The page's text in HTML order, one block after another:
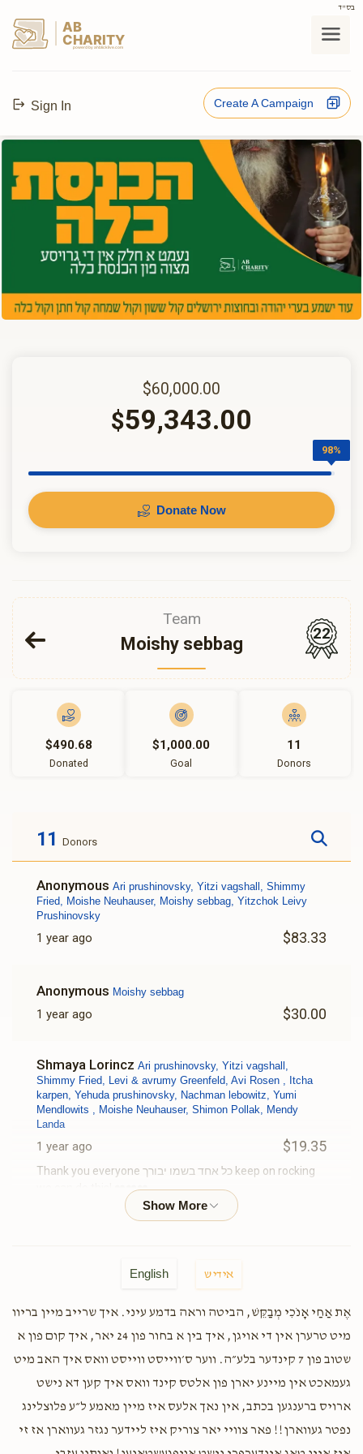
בס"ד
AB
CHARITY
powerd by ahblicklive.com
Sign In Create A Campaign
$60,000.00
$59,343.00
98%
Donate Now
Team
Moishy sebbag
22
$490.68
Donated
$1,000.00
Goal
11
Donors
11 Donors
Anonymous Ari prushinovsky, Yitzi vagshall, Shimmy
Fried, Moishe Neuhauser, Moishy sebbag, Yitzchok Leivy
Prushinovsky
1 year ago $83.33
Anonymous Moishy sebbag
1 year ago $30.00
Shmaya Lorincz Ari prushinovsky, Yitzi vagshall,
Shimmy Fried, Levi & avrumy Greenfeld, Avi Rosen , Itcha
karpen, Yehuda prushinovsky, Nachman lebowitz, Yumi
Mendlowits , Moishe Neuhauser, Shimon Pollak, Mendy
Landa
1 year ago $19.35
Thank you everyone כל אחד בשמו יבורך keep on rocking
we can do this! ❤️❤️❤️
Gershy HerzogMoishy sebbag
1 year ago $21.00
Keep up!
Mordechai Bornstein Moishy sebbag
1 year ago $18.00
English אידיש
אֶת אַחַי אָנֹכִי מְבַקֵּשׁ, הביטה וראה בדמע עיני. איך שרייב מיין בריוו
מיט טרערן אין די אויגן, איך בין א בחור פון 24 יאר, איך קום פון א
שטוב פון 7 קינדער בלע״ה. ווער ס׳ווייסט ווייסט וואס איך האב מיט
געמאכט אין מיינע יארן פון אלטס קינד וואס איך קען דא נישט
ארויס ברענגען בכתב, אין נאך אלעס איז מיין מאמע ל״ע פלוצלינג
נפטר געווארן!! פאר צוויי יאר צוריק איז ליידער נגזר געווארן אז זי